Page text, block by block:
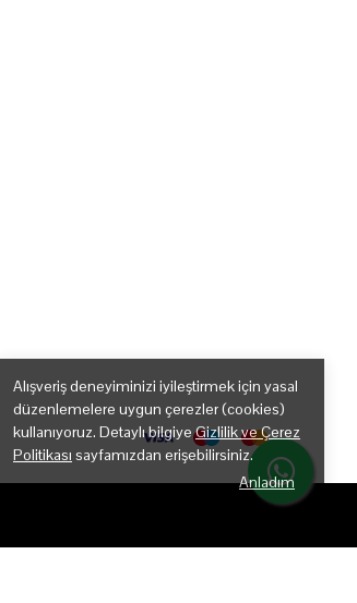
Alışveriş deneyiminizi iyileştirmek için yasal
düzenlemelere uygun çerezler (cookies)
kullanıyoruz. Detaylı bilgiyeGizlilik ve Çerez
Politikası sayfamızdan erişebilirsiniz.
Anladım